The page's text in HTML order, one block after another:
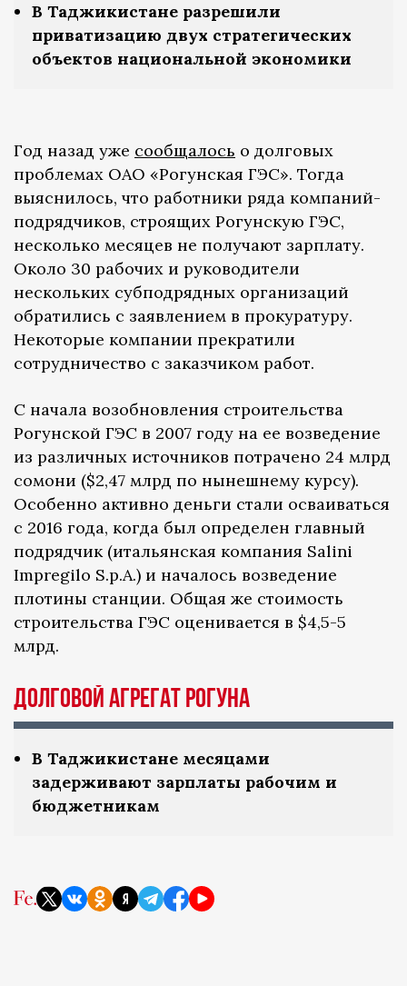
В Таджикистане разрешили
приватизацию двух стратегических
объектов национальной экономики
Год назад уже сообщалось о долговых
проблемах ОАО «Рогунская ГЭС». Тогда
выяснилось, что работники ряда компаний-
подрядчиков, строящих Рогунскую ГЭС,
несколько месяцев не получают зарплату.
Около 30 рабочих и руководители
нескольких субподрядных организаций
обратились с заявлением в прокуратуру.
Некоторые компании прекратили
сотрудничество с заказчиком работ.
С начала возобновления строительства
Рогунской ГЭС в 2007 году на ее возведение
из различных источников потрачено 24 млрд
сомони ($2,47 млрд по нынешнему курсу).
Особенно активно деньги стали осваиваться
с 2016 года, когда был определен главный
подрядчик (итальянская компания Salini
Impregilo S.p.A.) и началось возведение
плотины станции. Общая же стоимость
строительства ГЭС оценивается в $4,5-5
млрд.
Долговой агрегат Рогуна
В Таджикистане месяцами
задерживают зарплаты рабочим и
бюджетникам